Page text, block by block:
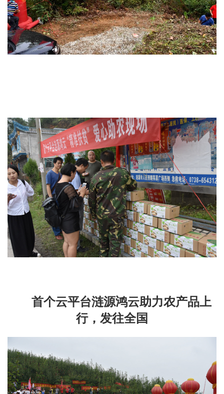
首个云平台涟源鸿云助力农产品上
行，发往全国